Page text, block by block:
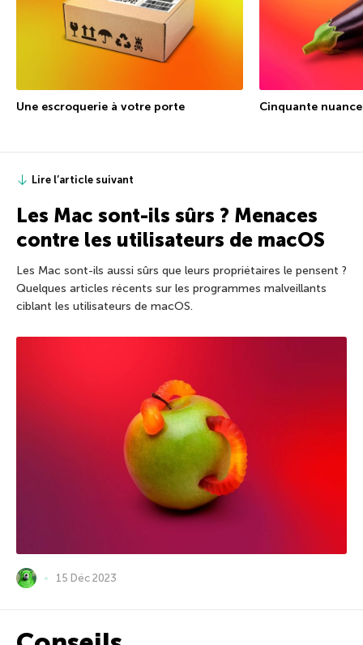
Une escroquerie à votre porte Cinquante
Lire l’article suivant
Les Mac sont-ils sûrs ? Menaces
contre les utilisateurs de macOS
Les Mac sont-ils aussi sûrs que leurs propriétaires le pensent ?
Quelques articles récents sur les programmes malveillants
ciblant les utilisateurs de macOS.
15 Déc 2023